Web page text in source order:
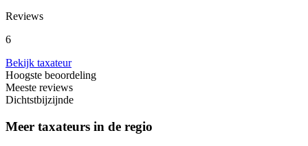
Reviews
6
Bekijk taxateur
Hoogste beoordeling
Meeste reviews
Dichtstbijzijnde
Meer taxateurs in de regio